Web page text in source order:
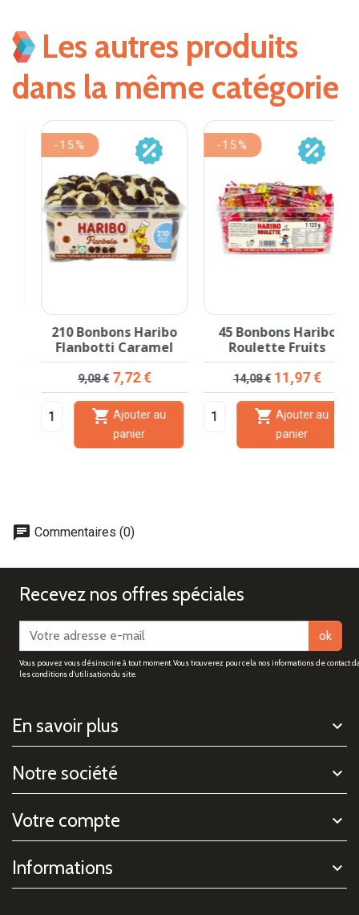
Les autres produits
dans la même catégorie
210 Bonbons Haribo
Flanbotti Caramel
Prix de base
9,08 €Prix
7,72 €
Ajouter au
panier
-15%
45 Bonbons Haribo
Roulette Fruits
Prix de base
14,08 €Prix
11,97 €
Ajouter au
panier
-15%
chat Commentaires (0)
Recevez nos offres spéciales
ok
Vous pouvez vous désinscrire à tout moment. Vous trouverez pour cela nos informations de contact
les conditions d'utilisation du site.
En savoir plus
Notre société
Votre compte
Informations